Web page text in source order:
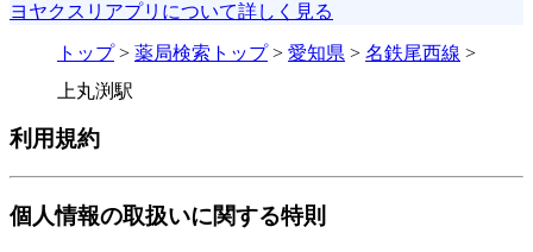
ヨヤクスリアプリについて詳しく見る
トップ> 薬局検索トップ> 愛知県 > 名鉄尾西線 >
上丸渕駅
利用規約
個人情報の取扱いに関する特則